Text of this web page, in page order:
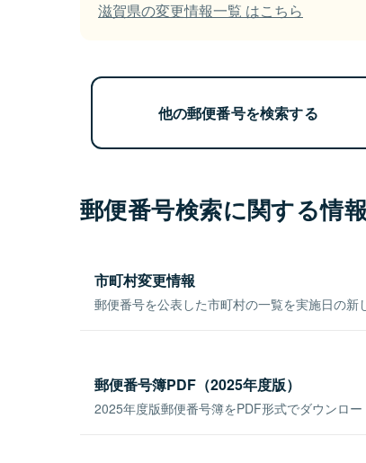
滋賀県の変更情報一覧 はこちら
他の郵便番号を検索する
郵便番号検索に関する情報
市町村変更情報
郵便番号を公表した市町村の一覧を実施日の新
郵便番号簿PDF（2025年度版）
2025年度版郵便番号簿をPDF形式でダウンロー